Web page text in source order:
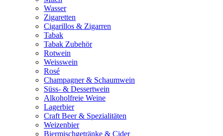
Wasser
Zigaretten
Cigarillos & Zigarren
Tabak
Tabak Zubehör
Rotwein
Weisswein
Rosé
Champagner & Schaumwein
Süss- & Dessertwein
Alkoholfreie Weine
Lagerbier
Craft Beer & Spezialitäten
Weizenbier
Biermischgetränke & Cider